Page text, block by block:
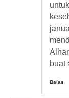
buat
Balas